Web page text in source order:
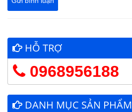
HỖ TRỢ
0968956188
DANH MỤC SẢN PHẨM